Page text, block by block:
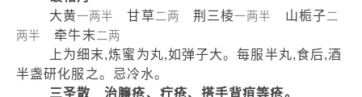
大黄一两半 甘草二两 荆三棱一两半 山栀子二
两半
牵牛末 二两
上为细末,炼蜜为丸,如弹子大。每服半丸,食后,酒
半盏研化服之。忌冷水。
三圣散 治臁疮、疔疮、搭手背疽等疮。